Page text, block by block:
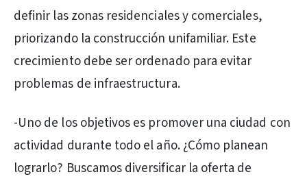
definir las zonas residenciales y comerciales,
priorizando la construcción unifamiliar. Este
crecimiento debe ser ordenado para evitar
problemas de infraestructura.
-Uno de los objetivos es promover una ciudad con
actividad durante todo el año. ¿Cómo planean
lograrlo? Buscamos diversificar la oferta de